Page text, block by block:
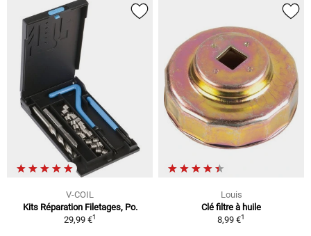
V-COIL
Kits Réparation Filetages, Po.
29,99 €1
Louis
Clé filtre à huile
8,99 €1